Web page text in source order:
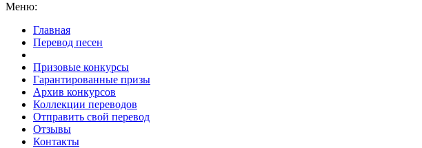
Меню:
Главная
Перевод песен
Призовые конкурсы
Гарантированные призы
Архив конкурсов
Коллекции переводов
Отправить свой перевод
Отзывы
Контакты